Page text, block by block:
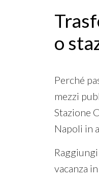
o
Perché
mezzi
Stazione
Napoli in
vacanza